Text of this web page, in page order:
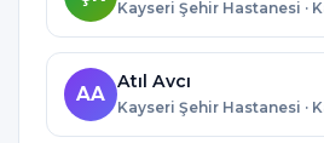
Kayseri Şehir Hastanesi ·
AA
Atıl Avcı
Kayseri Şehir Hastanesi ·